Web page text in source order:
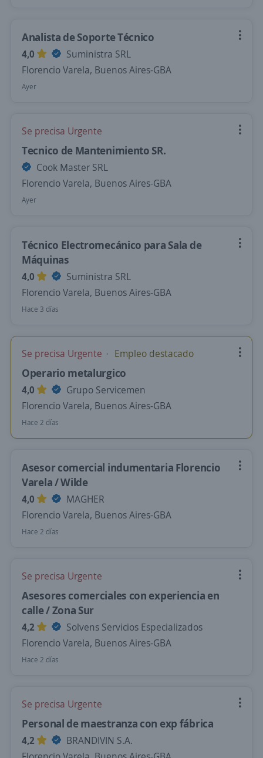
Analista de Soporte Técnico
4,0
Suministra SRL
Florencio Varela, Buenos Aires-GBA
Ayer
Se precisa Urgente
Tecnico de Mantenimiento SR.
Cook Master SRL
Florencio Varela, Buenos Aires-GBA
Ayer
Técnico Electromecánico para Sala de
Máquinas
4,0
Suministra SRL
Florencio Varela, Buenos Aires-GBA
Hace 3 días
Se precisa Urgente Empleo destacado
Operario metalurgico
4,0
Grupo Servicemen
Florencio Varela, Buenos Aires-GBA
Hace 2 días
Asesor comercial indumentaria Florencio
Varela / Wilde
4,0
MAGHER
Florencio Varela, Buenos Aires-GBA
Hace 2 días
Se precisa Urgente
Asesores comerciales con experiencia en
calle / Zona Sur
4,2
Solvens Servicios Especializados
Florencio Varela, Buenos Aires-GBA
Hace 2 días
Se precisa Urgente
Personal de maestranza con exp fábrica
4,2
BRANDIVIN S.A.